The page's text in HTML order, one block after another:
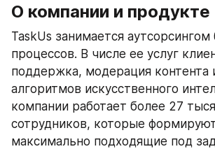
О компании и продукте
TaskUs занимается аутсорсингом
процессов. В числе ее услуг
поддержка, модерация контента
алгоритмов искусственного
компании работает более 27
сотрудников, которые
максимально подходящие под